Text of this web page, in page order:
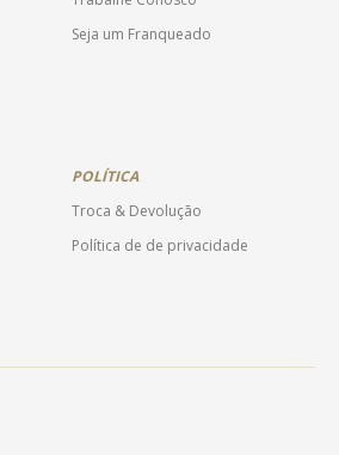
Seja um Franqueado
POLÍTICA
Troca & Devolução
Política de de privacidade